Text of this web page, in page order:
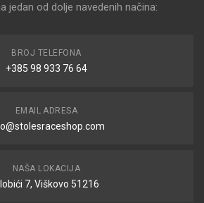
jedan od dolje navedenih načina:
BROJ TELEFONA
+385 98 933 76 64
EMAIL ADRESA
NAŠA LOKACIJA
7, Viškovo 51216